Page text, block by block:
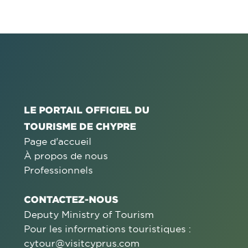
LE PORTAIL OFFICIEL DU
TOURISME DE CHYPRE
Page d'accueil
À propos de nous
Professionnels
CONTACTEZ-NOUS
Deputy Ministry of Tourism
Pour les informations touristiques :
cytour@visitcyprus.com